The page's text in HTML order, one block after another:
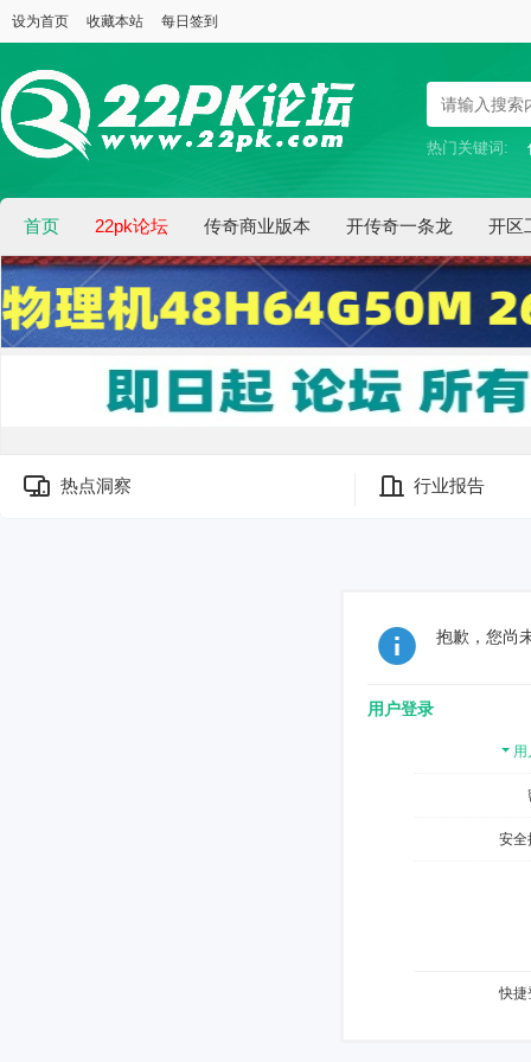
设为首页 收藏本站 每日签到
热门关键词:
首页 22pk论坛 传奇商业版本 开传奇一条龙 开区
热点洞察 行业报告
抱歉，您尚
用户登录
用
安全
快捷